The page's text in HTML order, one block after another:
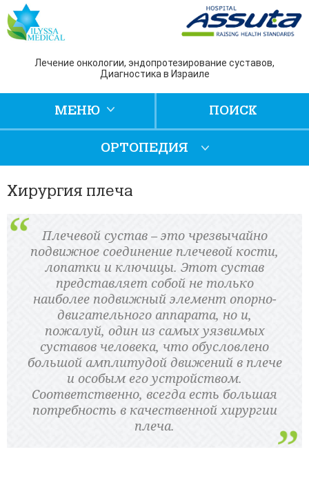
Лечение онкологии, эндопротезирование суставов,
Диагностика в Израиле
ПОИСК
МЕНЮ
Хирургия плеча
Плечевой сустав – это чрезвычайно
подвижное соединение плечевой кости,
лопатки и ключицы. Этот сустав
представляет собой не только
наиболее подвижный элемент опорно-
двигательного аппарата, но и,
пожалуй, один из самых уязвимых
суставов человека, что обусловлено
большой амплитудой движений в плече
и особым его устройством.
Соответственно, всегда есть большая
потребность в качественной хирургии
плеча.
ОРТОПЕДИЯ